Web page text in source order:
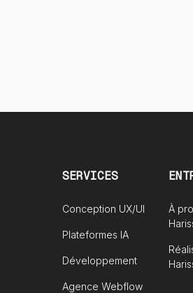
SERVICES
Conception UX/UI
Plateformes IA
Développement
Agence Webflow
À